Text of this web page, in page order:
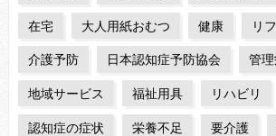
在宅 大人用紙おむつ 健康 リ
介護予防 日本認知症予防協会 管
地域サービス 福祉用具 リハビリ
認知症の症状 栄養不足 要介護